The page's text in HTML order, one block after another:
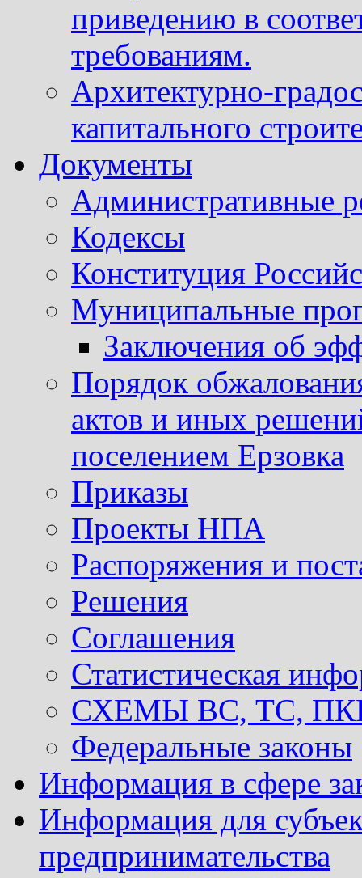
приведению в
требованиям.
Архитектурно-
капитального
Документы
Административные
Кодексы
Конституция
Муниципальные
Заключения об
Порядок
актов и иных
поселением Ерзовка
Приказы
Проекты НПА
Распоряжения и
Решения
Соглашения
Статистическая
СХЕМЫ ВС, ТС, ПКР
Федеральные законы
Информация в сфере
Информация для
предпринимательства